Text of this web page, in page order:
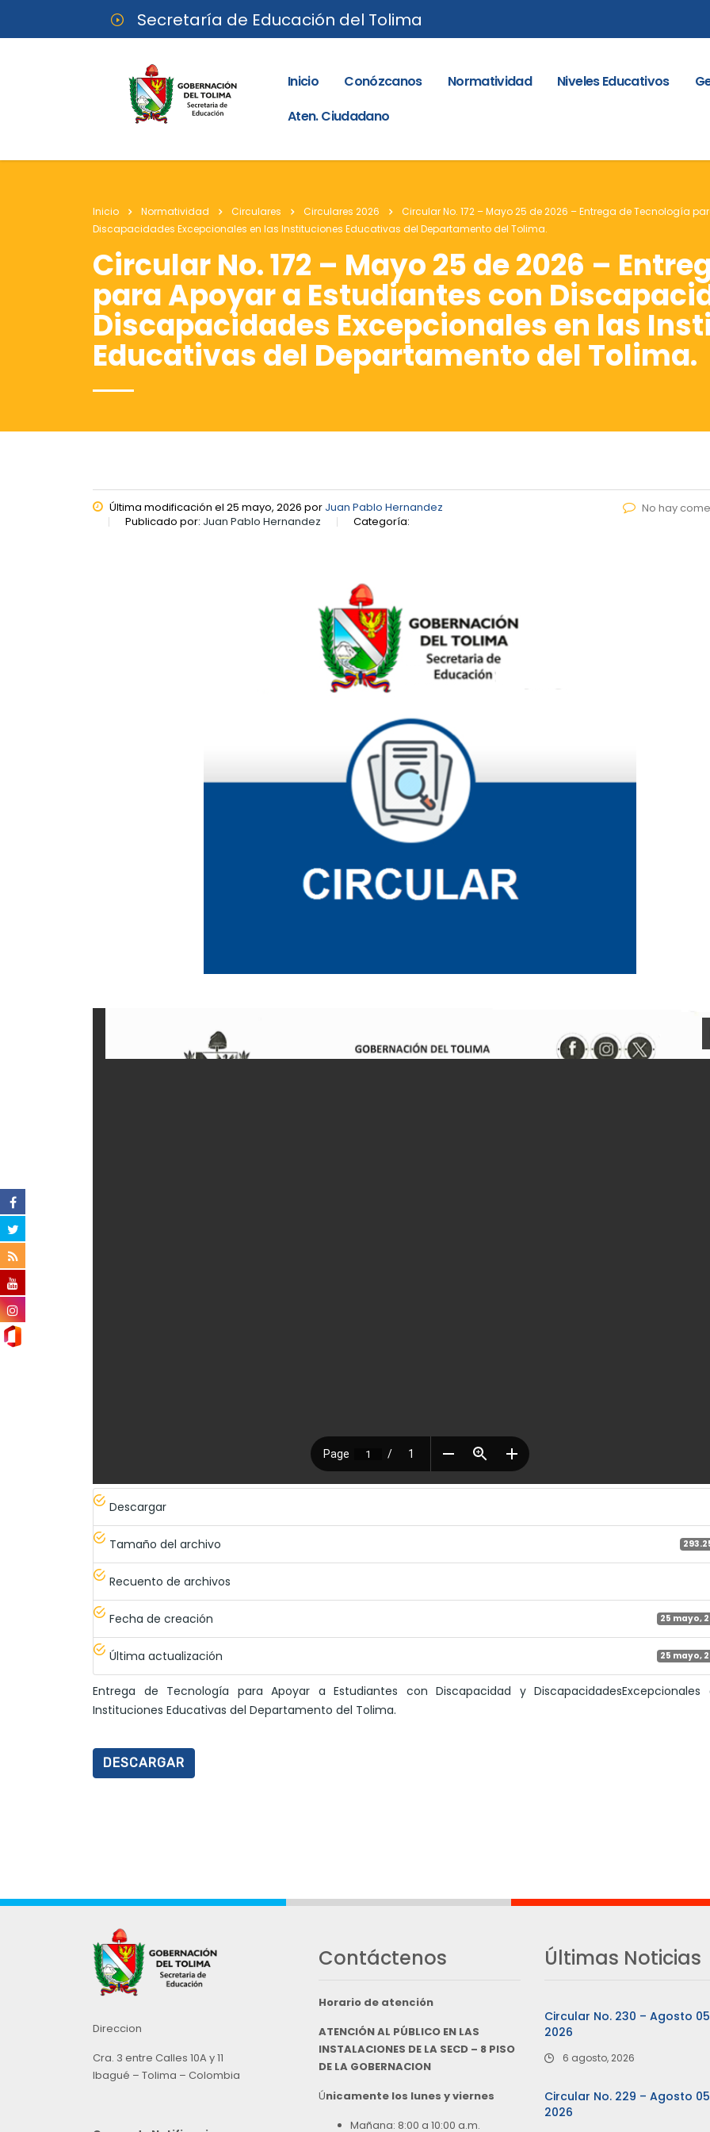
Secretaría de Educación del Tolima
Inicio Conózcanos Normatividad Niveles Educativos
Aten. Ciudadano
Inicio Normatividad Circulares Circulares 2026
Circular No. 172 – Mayo 25 de 2026 – Entrega de Tecnología
Discapacidades Excepcionales en las Instituciones Educativas del Departamento del Tolima.
Circular No. 172 – Mayo 25 de 2026 –
para Apoyar a Estudiantes con
Discapacidades Excepcionales en las
Educativas del Departamento del Tolima.
Última modificación el 25 mayo, 2026 por Juan Pablo Hernandez
Publicado por: Juan Pablo Hernandez Categoría:
No hay
Descargar
Tamaño del archivo
Recuento de archivos
Fecha de creación 25 mayo,
Última actualización 25 mayo,
Entrega de Tecnología para Apoyar a Estudiantes con Discapacidad y DiscapacidadesExcepcionales
Instituciones Educativas del Departamento del Tolima.
DESCARGAR
Direccion
Cra. 3 entre Calles 10A y 11
Ibagué – Tolima – Colombia
Contáctenos
Horario de atención
ATENCIÓN AL PÚBLICO EN LAS
INSTALACIONES DE LA SECD – 8 PISO
DE LA GOBERNACION
Únicamente los lunes y viernes
Mañana: 8:00 a 10:00 a.m.
Últimas Noticias
Circular No. 230 – Agosto
2026
6 agosto, 2026
Circular No. 229 – Agosto
2026